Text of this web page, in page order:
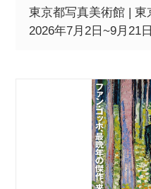
東京都写真美術館 | 東
2026年7月2日~9月21日